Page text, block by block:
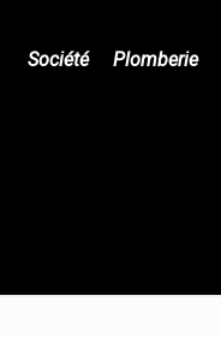
Société Plomberie